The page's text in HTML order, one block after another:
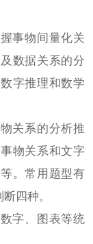
事物间量化关
数据关系的分
字推理和数学
关系的分析推
物关系和文字
。常用题型有
四种。
字、图表等统